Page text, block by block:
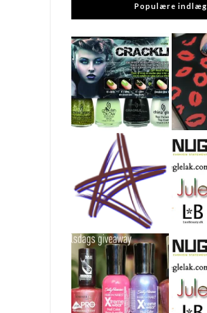
Populære indlæg